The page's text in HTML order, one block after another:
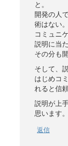
と。
開発の人
術はない。
コミュニ
説明に当
その分も
そして、
はじめコ
れると信
説明が上
思います。
返信